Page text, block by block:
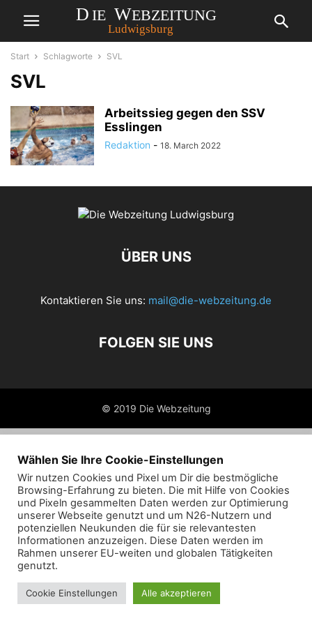
Start Schlagworte SVL
SVL
Arbeitssieg gegen den SSV
Esslingen
Redaktion - 18. March 2022
ÜBER UNS
Kontaktieren Sie uns: mail@die-webzeitung.de
FOLGEN SIE UNS
© 2019 Die Webzeitung
Wählen Sie Ihre Cookie-Einstellungen
Wir nutzen Cookies und Pixel um Dir die bestmögliche
Browsing-Erfahrung zu bieten. Die mit Hilfe von Cookies
und Pixeln gesammelten Daten werden zur Optimierung
unserer Webseite genutzt und um N26-Nutzern und
potenziellen Neukunden die für sie relevantesten
Informationen anzuzeigen. Diese Daten werden im
Rahmen unserer EU-weiten und globalen Tätigkeiten
genutzt.
Cookie Einstellungen Alle akzeptieren